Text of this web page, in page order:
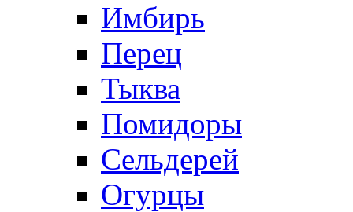
Имбирь
Перец
Тыква
Помидоры
Сельдерей
Огурцы